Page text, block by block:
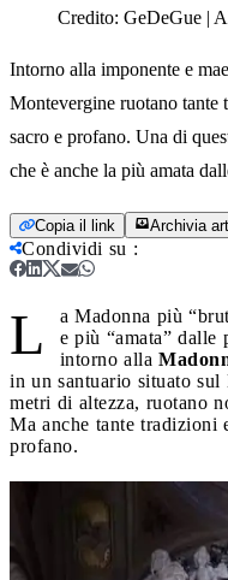
Credito: GeDeGue |
Intorno alla imponente e
Montevergine ruotano tante
sacro e profano. Una di
che è anche la più amata
Copia il link Archivia
Condividi su :
L
a Madonna più
e più “amata” dalle
intorno alla
in un santuario situato
metri di altezza, ruotano
Ma anche tante tradizioni
profano.